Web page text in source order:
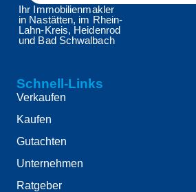
Ihr Immobilienmakler
in Nastätten, im Rhein-
Lahn-Kreis, Heidenrod
und Bad Schwalbach
Schnell-Links
Verkaufen
Kaufen
Gutachten
Unternehmen
Ratgeber